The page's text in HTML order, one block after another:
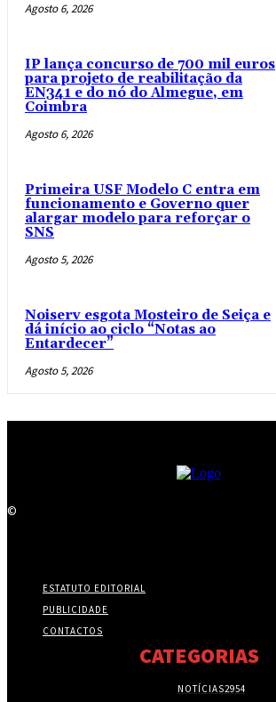
Agosto 6, 2026
IP lança concurso de 700 mil euros
para projeto de reabilitação da
EN341 e do nó do Almegue, em
Coimbra
Agosto 6, 2026
Primeira USF Modelo C entra em
funcionamento e Governo quer
alargar modelo para reforçar o
SNS
Agosto 5, 2026
Noiserv esgota Mosteiro de Seiça e
dá início ao ciclo “Notas ao
Entardecer”
Agosto 5, 2026
©
ESTATUTO EDITORIAL
PUBLICIDADE
CONTACTOS
CATEGORIAS
NOTÍCIAS2954